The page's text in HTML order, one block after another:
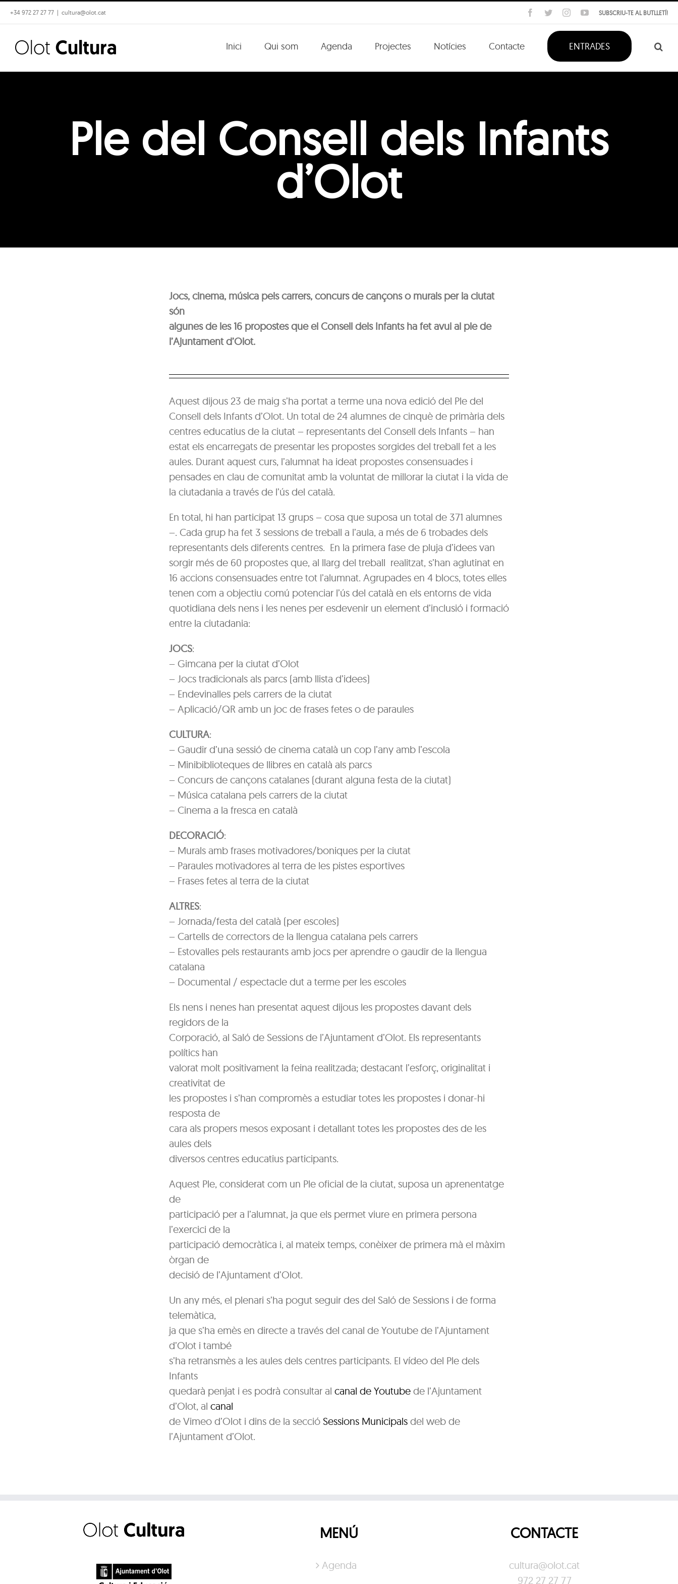
Skip
to
content
+34 972 27 27 77 | cultura@olot.cat SUBSCRIU-TE AL BUTLLETÍ!
Facebook
TwitterInstagramYouTube
Inici Qui som Agenda Projectes Notícies Contacte ENTRADES
Ple del Consell dels Infants
d’Olot
Jocs, cinema, música pels carrers, concurs de cançons o murals per la ciutat
són
algunes de les 16 propostes que el Consell dels Infants ha fet avui al ple de
l’Ajuntamentd’Olot.
Aquest dijous 23 de maig s’ha portat a terme una nova edició del Ple del
Consell dels Infants d’Olot. Un total de 24 alumnes de cinquè de primària dels
centres educatius de la ciutat – representants del Consell dels Infants – han
estat els encarregats de presentar les propostes sorgides del treball fet a les
aules. Durant aquest curs, l’alumnat ha ideat propostes consensuades i
pensades en clau de comunitat amb la voluntat de millorar la ciutat i la vida de
la ciutadania a través de l’ús del català.
En total, hi han participat 13 grups – cosa que suposa un total de 371 alumnes
–. Cada grup ha fet 3 sessions de treball a l’aula, a més de 6 trobades dels
representants dels diferents centres. En la primera fase de pluja d’idees van
sorgir més de 60 propostes que, al llarg del treball realitzat, s’han aglutinat en
16 accions consensuades entre tot l’alumnat. Agrupades en 4 blocs, totes elles
tenen com a objectiu comú potenciar l’ús del català en els entorns de vida
quotidiana dels nens i les nenes per esdevenir un element d’inclusió i formació
entre la ciutadania:
JOCS:
– Gimcana per la ciutat d’Olot
– Jocs tradicionals als parcs (amb llista d’idees)
– Endevinalles pels carrers de la ciutat
– Aplicació/QR amb un joc de frases fetes o de paraules
CULTURA:
– Gaudir d’una sessió de cinema català un cop l’any amb l’escola
– Minibiblioteques de llibres en català als parcs
– Concurs de cançons catalanes (durant alguna festa de la ciutat)
– Música catalana pels carrers de la ciutat
– Cinema a la fresca en català
DECORACIÓ:
– Murals amb frases motivadores/boniques per la ciutat
– Paraules motivadores al terra de les pistes esportives
– Frases fetes al terra de la ciutat
ALTRES:
– Jornada/festa del català (per escoles)
– Cartells de correctors de la llengua catalana pels carrers
– Estovalles pels restaurants amb jocs per aprendre o gaudir de la llengua
catalana
– Documental / espectacle dut a terme per les escoles
Els nens i nenes han presentat aquest dijous les propostes davant dels
regidors de la
Corporació, al Saló de Sessions de l’Ajuntament d’Olot. Els representants
polítics han
valorat molt positivament la feina realitzada; destacant l’esforç, originalitat i
creativitat de
les propostes i s’han compromès a estudiar totes les propostes i donar-hi
resposta de
cara als propers mesos exposant i detallant totes les propostes des de les
aules dels
diversos centres educatius participants.
Aquest Ple, considerat com un Ple oficial de la ciutat, suposa un aprenentatge
de
participació per a l’alumnat, ja que els permet viure en primera persona
l’exercici de la
participació democràtica i, al mateix temps, conèixer de primera mà el màxim
òrgan de
decisió de l’Ajuntament d’Olot.
Un any més, el plenari s’ha pogut seguir des del Saló de Sessions i de forma
telemàtica,
ja que s’ha emès en directe a través del canal de Youtube de l’Ajuntament
d’Olot i també
s’ha retransmès a les aules dels centres participants. El vídeo del Ple dels
Infants
quedarà penjat i es podrà consultar al canal de Youtubede l’Ajuntament
d’Olot, al canal
de Vimeo d’Olot i dins de la secció Sessions Municipalsdel web de
l’Ajuntament d’Olot.
MENÚ
Agenda
CONTACTE
cultura@olot.cat
972 27 27 77